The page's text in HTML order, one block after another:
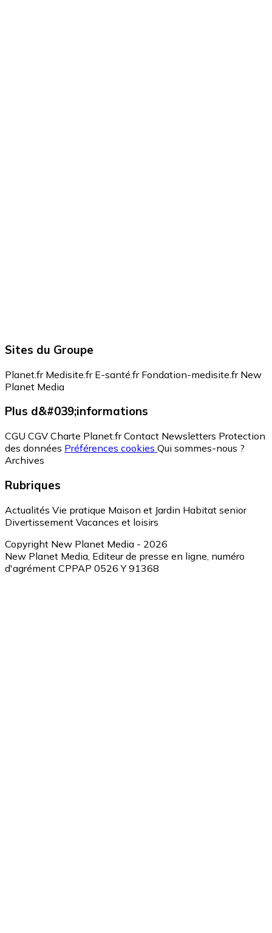
Sites du Groupe
Planet.fr Medisite.fr E-santé.fr Fondation-medisite.fr New
Planet Media
Plus d&#039;informations
CGU CGV Charte Planet.fr Contact Newsletters Protection
des données Préférences cookies Qui sommes-nous ?
Archives
Rubriques
Actualités Vie pratique Maison et Jardin Habitat senior
Divertissement Vacances et loisirs
Copyright New Planet Media - 2026
New Planet Media, Editeur de presse en ligne, numéro
d'agrément CPPAP 0526 Y 91368